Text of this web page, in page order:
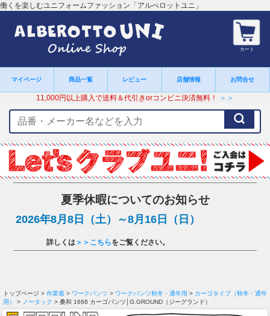
働くを楽しむユニフォームファッション「アルべロットユニ」
カート
マイページ 商品一覧 レビュー 店舗情報 お問合せ
11,000円以上購入で送料＆代引きorコンビニ決済無料！ ＞＞
ー
ワ
ー
ド
夏季休暇についてのお知らせ
2026年8月8日（土）～8月16日（日）
詳しくは ＞＞こちらをご覧ください。
トップページ > 作業着 > ワークパンツ > ワークパンツ秋冬・通年用 > カーゴタイプ（秋冬・通年
用）
> ノータック > 桑和 1668 カーゴパンツ│G.GROUND（ジーグランド）